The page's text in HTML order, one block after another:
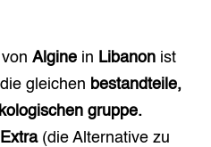
Algine in Libanon ist
gleichen bestandteile,
gruppe.
(die Alternative zu